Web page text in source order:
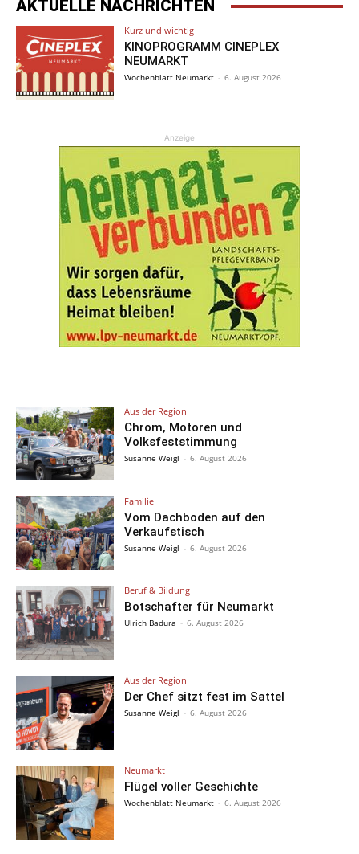
AKTUELLE NACHRICHTEN
Kurz und wichtig
KINOPROGRAMM CINEPLEX
NEUMARKT
Wochenblatt Neumarkt - 6. August 2026
Anzeige
Aus der Region
Chrom, Motoren und
Volksfeststimmung
Susanne Weigl - 6. August 2026
Familie
Vom Dachboden auf den
Verkaufstisch
Susanne Weigl - 6. August 2026
Beruf & Bildung
Botschafter für Neumarkt
Ulrich Badura - 6. August 2026
Aus der Region
Der Chef sitzt fest im Sattel
Susanne Weigl - 6. August 2026
Neumarkt
Flügel voller Geschichte
Wochenblatt Neumarkt - 6. August 2026